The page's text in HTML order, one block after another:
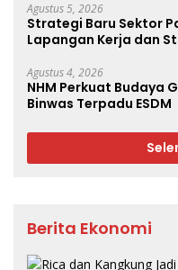
Agustus 5, 2026
Strategi Baru Sektor
Lapangan Kerja dan
Agustus 4, 2026
NHM Perkuat Budaya
Binwas Terpadu ESDM
Berita Ekonomi